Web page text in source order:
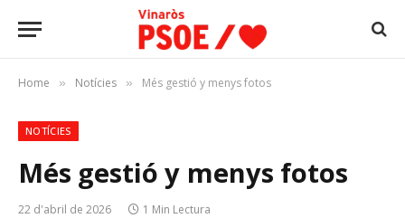
Home » Notícies » Més gestió y menys fotos
NOTÍCIES
Més gestió y menys fotos
22 d'abril de 2026 1 Min Lectura